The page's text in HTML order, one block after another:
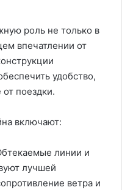
роль не только в
впечатлении от
удобство,
от поездки.
включают:
линии и
лучшей
ветра и